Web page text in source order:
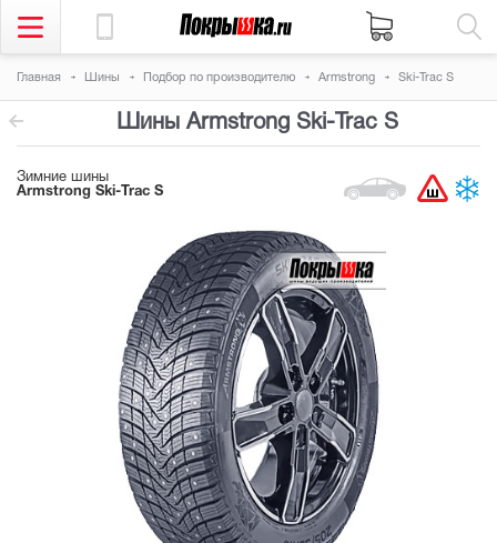
Главная Шины Подбор по производителю Armstrong Ski-Trac S
Шины Armstrong Ski-Trac S
Зимние шины
Armstrong Ski-Trac S